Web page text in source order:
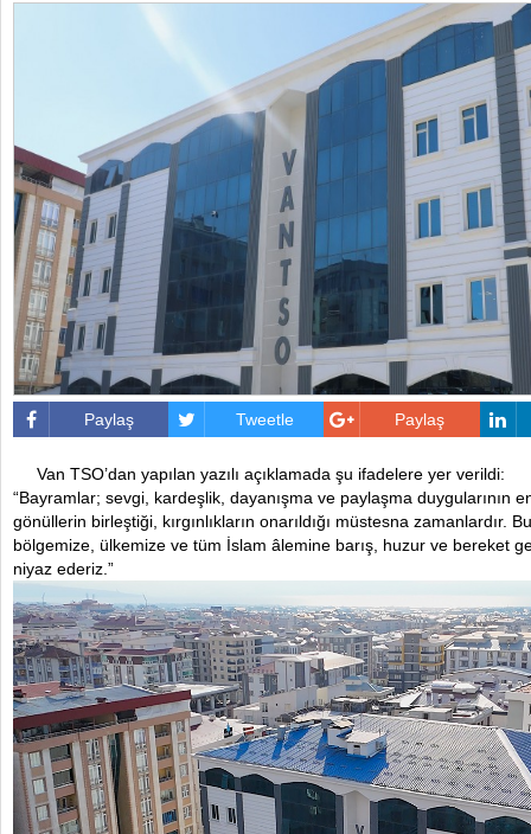
Paylaş Tweetle Paylaş
Van TSO’dan yapılan yazılı açıklamada şu ifadelere yer verildi:
“Bayramlar; sevgi, kardeşlik, dayanışma ve paylaşma duygularının
gönüllerin birleştiği, kırgınlıkların onarıldığı müstesna zamanlardır.
bölgemize, ülkemize ve tüm İslam âlemine barış, huzur ve bereket
niyaz ederiz.”